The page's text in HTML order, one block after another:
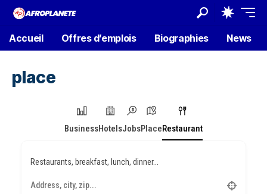
Accueil Offres d’emplois Biographies News
place
BusinessHotelsJobsPlaceRestaurant
Restaurants, breakfast, lunch, dinner...